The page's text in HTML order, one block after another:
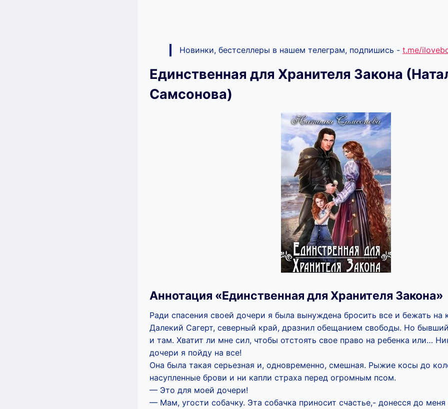
Новинки, бестселлеры в нашем телеграм, подпишись - t.me/
Единственная для Хранителя Закона
Самсонова)
Аннотация «Единственная для Хранителя Закона»
Ради спасения своей дочери я была вынуждена бросить все и бежать на
Далекий Сагерт, северный край, дразнил обещанием свободы. Но
и там. Хватит ли мне сил, чтобы отстоять свое право на ребенка или…
дочери я пойду на все!
Она была такая серьезная и, одновременно, смешная. Рыжие косы до
насупленные брови и ни капли страха перед огромным псом.
— Это для моей дочери!
— Мам, угости собачку. Эта собачка приносит счастье,- донесся до